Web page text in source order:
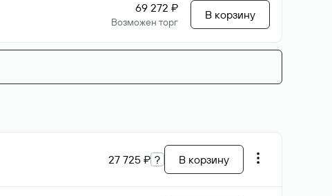
69 272 ₽
Возможен торг
В корзину
27 725 ₽ ? В корзину